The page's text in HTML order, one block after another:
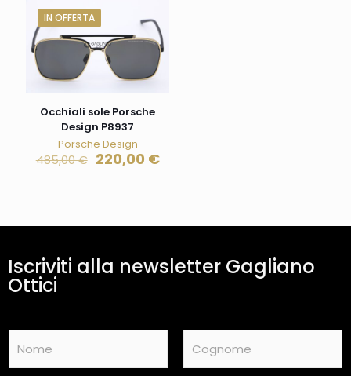
IN OFFERTA
Occhiali sole Porsche
Design P8937
Porsche Design
485,00€ 220,00 €
Iscriviti alla newsletter Gagliano
Ottici
m